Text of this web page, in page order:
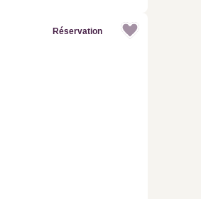
Réservation